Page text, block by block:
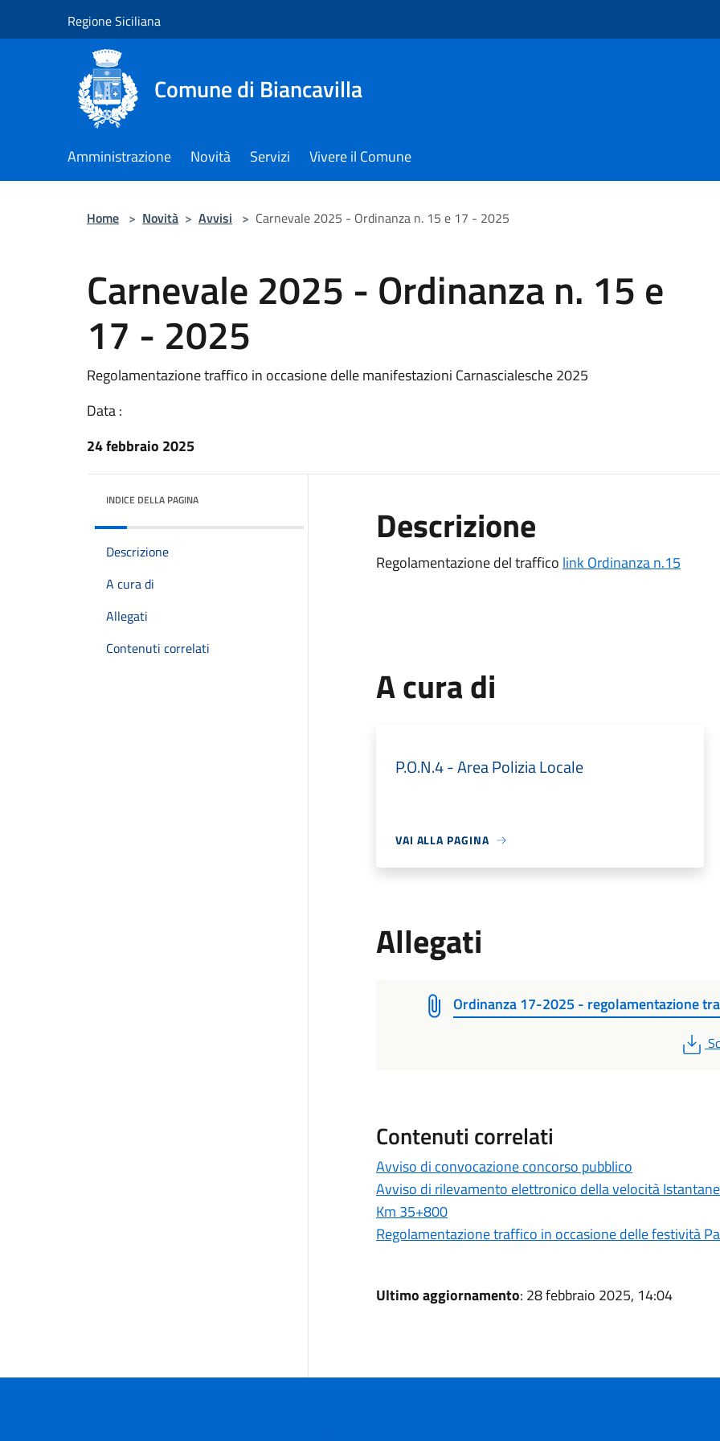
Regione Siciliana
Comune di Biancavilla
Amministrazione Novità Servizi Vivere il Comune
Home > Novità > Avvisi > Carnevale 2025 - Ordinanza n. 15 e 17 - 2025
Carnevale 2025 - Ordinanza n. 15 e
17 - 2025
Regolamentazione traffico in occasione delle manifestazioni Carnascialesche 2025
Data :
24 febbraio 2025
INDICE DELLA PAGINA
Descrizione
A cura di
Allegati
Contenuti correlati
Descrizione
Regolamentazione del traffico link Ordinanza n.15
A cura di
P.O.N.4 - Area Polizia Locale
VAI ALLA PAGINA
Allegati
Ordinanza 17-2025 - regolamentazione
Contenuti correlati
Avviso di convocazione concorso pubblico
Avviso di rilevamento elettronico della velocità
Km 35+800
Regolamentazione traffico in occasione delle festività
Ultimo aggiornamento: 28 febbraio 2025, 14:04